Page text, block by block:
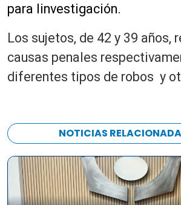
para linvestigación.
Los sujetos, de 42 y 39 años,
causas penales
diferentes tipos de robos y
NOTICIAS